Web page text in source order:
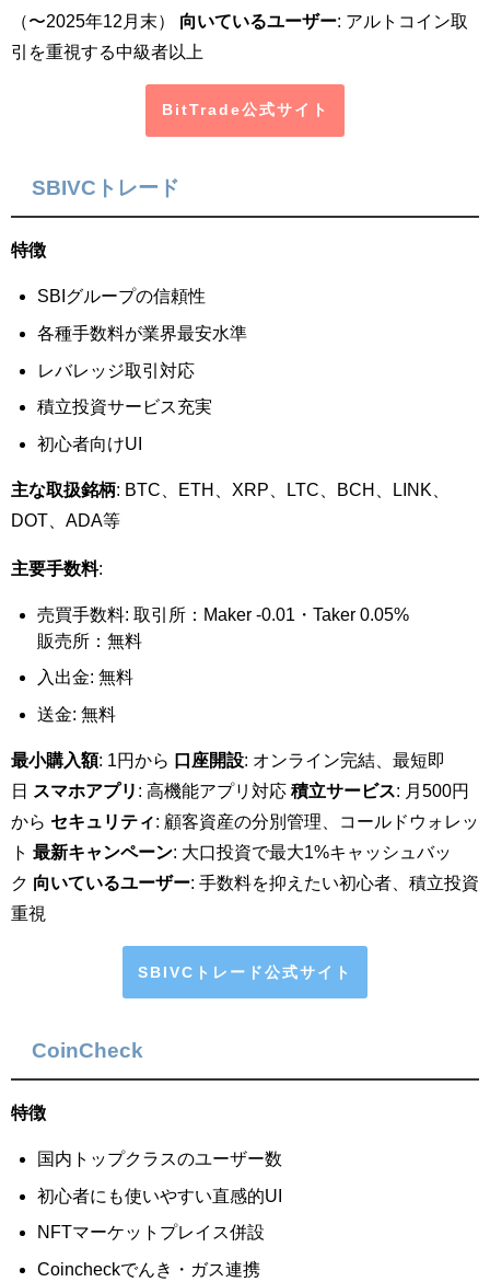
（〜2025年12月末）
向いているユーザー: アルトコイン取
引を重視する中級者以上
BitTrade公式サイト
SBIVCトレード
特徴
SBIグループの信頼性
各種手数料が業界最安水準
レバレッジ取引対応
積立投資サービス充実
初心者向けUI
主な取扱銘柄: BTC、ETH、XRP、LTC、BCH、LINK、
DOT、ADA等
主要手数料:
売買手数料: 取引所：Maker -0.01・Taker 0.05%
販売所：無料
入出金: 無料
送金: 無料
最小購入額: 1円から 口座開設: オンライン完結、最短即
日
スマホアプリ : 高機能アプリ対応 積立サービス: 月500円
から セキュリティ: 顧客資産の分別管理、コールドウォレッ
ト 最新キャンペーン: 大口投資で最大1%キャッシュバッ
ク 向いているユーザー: 手数料を抑えたい初心者、積立投資
重視
SBIVCトレード公式サイト
CoinCheck
特徴
国内トップクラスのユーザー数
初心者にも使いやすい直感的UI
NFTマーケットプレイス併設
Coincheckでんき・ガス連携